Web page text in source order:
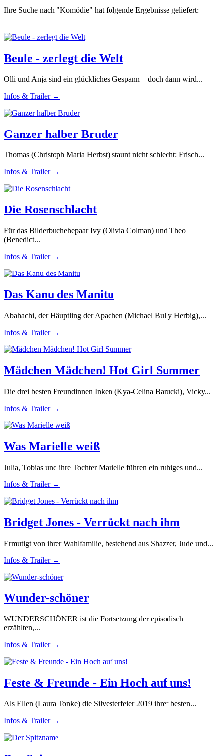
Ihre Suche nach "Komödie" hat folgende Ergebnisse geliefert:
Beule - zerlegt die Welt
Olli und Anja sind ein glückliches Gespann – doch dann wird...
Infos & Trailer →
Ganzer halber Bruder
Thomas (Christoph Maria Herbst) staunt nicht schlecht: Frisch...
Infos & Trailer →
Die Rosenschlacht
Für das Bilderbuchehepaar Ivy (Olivia Colman) und Theo
(Benedict...
Infos & Trailer →
Das Kanu des Manitu
Abahachi, der Häuptling der Apachen (Michael Bully Herbig),...
Infos & Trailer →
Mädchen Mädchen! Hot Girl Summer
Die drei besten Freundinnen Inken (Kya-Celina Barucki), Vicky...
Infos & Trailer →
Was Marielle weiß
Julia, Tobias und ihre Tochter Marielle führen ein ruhiges und...
Infos & Trailer →
Bridget Jones - Verrückt nach ihm
Ermutigt von ihrer Wahlfamilie, bestehend aus Shazzer, Jude und...
Infos & Trailer →
Wunder-schöner
WUNDERSCHÖNER ist die Fortsetzung der episodisch
erzählten,...
Infos & Trailer →
Feste & Freunde - Ein Hoch auf uns!
Als Ellen (Laura Tonke) die Silvesterfeier 2019 ihrer besten...
Infos & Trailer →